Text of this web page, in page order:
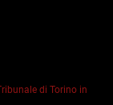
di Torino in